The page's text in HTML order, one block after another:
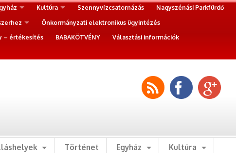
Kultúra Szennyvízcsatornázás
Nagyszénási Parkfürdő
Önkormányzati elektronikus ügyintézés
– értékesítés BABAKÖTVÉNY
Választási információk
Történet Egyház
Kultúra